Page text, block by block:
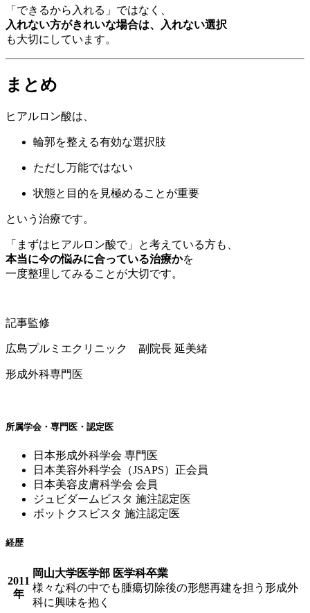
「できるから入れる」ではなく、
入れない方がきれいな場合は、入れない選択
も大切にしています。
まとめ
ヒアルロン酸は、
輪郭を整える有効な選択肢
ただし万能ではない
状態と目的を見極めることが重要
という治療です。
「まずはヒアルロン酸で」と考えている方も、
本当に今の悩みに合っている治療かを
一度整理してみることが大切です。
記事監修
広島プルミエクリニック 副院長 延美緒
形成外科専門医
所属学会・専門医・認定医
日本形成外科学会 専門医
日本美容外科学会（JSAPS）正会員
日本美容皮膚科学会 会員
ジュビダームビスタ 施注認定医
ボットクスビスタ 施注認定医
経歴
2011
年
岡山大学医学部 医学科卒業
様々な科の中でも腫瘍切除後の形態再建を担う形成外
科に興味を抱く